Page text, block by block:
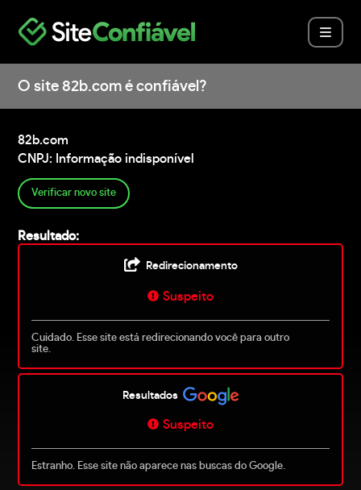
O site 82b.com é confiável?
82b.com
CNPJ: Informação indisponível
Verificar novo site
Resultado:
Redirecionamento
Suspeito
Cuidado. Esse site está redirecionando você para outro
site.
Resultados
Suspeito
Estranho. Esse site não aparece nas buscas do Google.